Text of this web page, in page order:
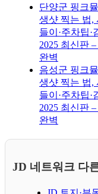
단양군 핑크
생샷 찍는 법,
들이·주차팁
2025 최신판
완벽
음성군 핑크
생샷 찍는 법,
들이·주차팁
2025 최신판
완벽
JD 네트워크 다